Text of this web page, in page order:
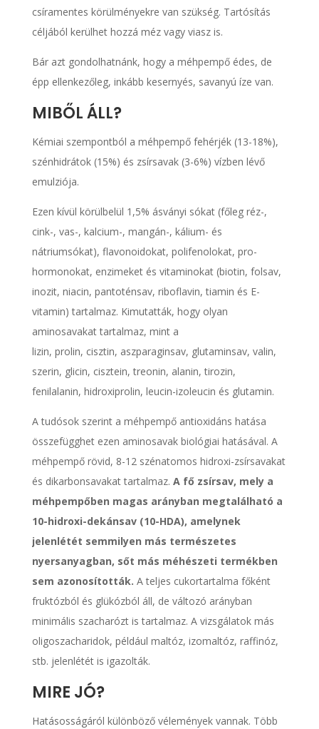
csíramentes körülményekre van szükség. Tartósítás
céljából kerülhet hozzá méz vagy viasz is.
Bár azt gondolhatnánk, hogy a méhpempő édes, de
épp ellenkezőleg, inkább kesernyés, savanyú íze van.
MIBŐL ÁLL?
Kémiai szempontból a méhpempő fehérjék (13-18%),
szénhidrátok (15%) és zsírsavak (3-6%) vízben lévő
emulziója.
Ezen kívül körülbelül 1,5% ásványi sókat (főleg réz-,
cink-, vas-, kalcium-, mangán-, kálium- és
nátriumsókat), flavonoidokat, polifenolokat, pro-
hormonokat, enzimeket és vitaminokat (biotin, folsav,
inozit, niacin, pantoténsav, riboflavin, tiamin és E-
vitamin) tartalmaz. Kimutatták, hogy olyan
aminosavakat tartalmaz, mint a
lizin, prolin, cisztin, aszparaginsav, glutaminsav, valin,
szerin, glicin, cisztein, treonin, alanin, tirozin,
fenilalanin, hidroxiprolin, leucin-izoleucin és glutamin.
A tudósok szerint a méhpempő antioxidáns hatása
összefügghet ezen aminosavak biológiai hatásával. A
méhpempő rövid, 8-12 szénatomos hidroxi-zsírsavakat
és dikarbonsavakat tartalmaz. A fő zsírsav, mely a
méhpempőben magas arányban megtalálható a
10-hidroxi-dekánsav (10-HDA), amelynek
jelenlétét semmilyen más természetes
nyersanyagban, sőt más méhészeti termékben
sem azonosították. A teljes cukortartalma főként
fruktózból és glükózból áll, de változó arányban
minimális szacharózt is tartalmaz. A vizsgálatok más
oligoszacharidok, például maltóz, izomaltóz, raffinóz,
stb. jelenlétét is igazolták.
MIRE JÓ?
Hatásosságáról különböző vélemények vannak. Több